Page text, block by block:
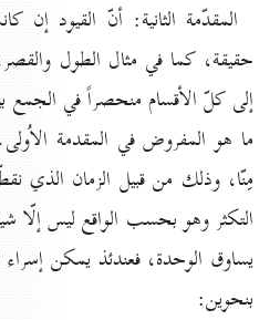
المقدّمة الثانية: أنّ القيود
حقيقة، كما في مثال الطول
إلى كلّ الأقسام منحصراً في الجمع
ما هو المفروض في المقدمة الاُولى.
مِنّا، وذلك من قبيل الزمان الذي
التكثر وهو بحسب الواقع ليس إلّا
يساوق الوحدة، فعندئذ يمكن
بنحوين: